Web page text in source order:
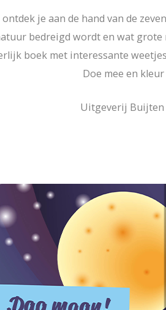
je aan de hand van de
bedreigd wordt en wat
boek met interessante
Doe mee en
Uitgeverij Buijten